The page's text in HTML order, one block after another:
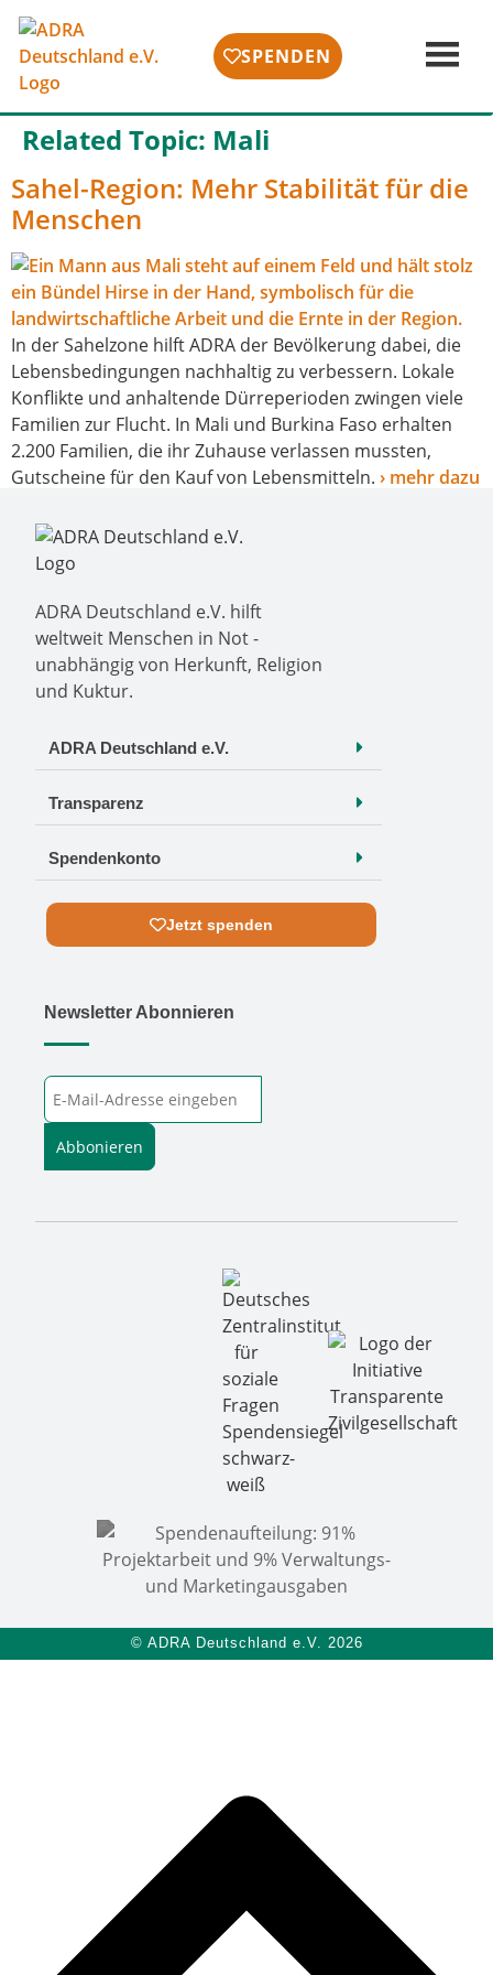
SPENDEN
Related Topic: Mali
Sahel-Region: Mehr Stabilität für die
Menschen
In der Sahelzone hilft ADRA der Bevölkerung dabei, die
Lebensbedingungen nach­hal­tig zu ver­bes­sern. Lokale
Konflikte und anhal­ten­de Dürreperioden zwin­gen vie­le
Familien zur Flucht. In Mali und Burkina Faso erhal­ten
2.200 Familien, die ihr Zuhause ver­las­sen muss­ten,
Gutscheine für den Kauf von Lebensmitteln. › mehr dazu
ADRA Deutschland e.V. hilft
weltweit Menschen in Not -
unabhängig von Herkunft, Religion
und Kuktur.
ADRA Deutschland e.V.
Transparenz
Spendenkonto
Jetzt spenden
Newsletter Abonnieren
Abbonieren
© ADRA Deutschland e.V. 2026